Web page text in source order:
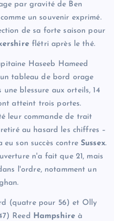
par gravité de Ben
un souvenir exprimé.
de sa forte saison pour
flétri après le thé.
Haseeb Hameed
tableau de bord orage
une blessure aux orteils, 14
atteint trois portes.
leur commande de trait
au hasard les chiffres –
eu son succès contre Sussex.
n'a fait que 21, mais
l'ordre, notamment un
(quatre pour 56) et Olly
Reed Hampshireà